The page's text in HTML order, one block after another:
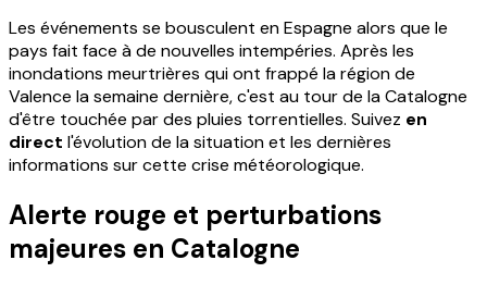
Les événements se bousculent en Espagne alors que le
pays fait face à de nouvelles intempéries. Après les
inondations meurtrières qui ont frappé la région de
Valence la semaine dernière, c'est au tour de la Catalogne
d'être touchée par des pluies torrentielles. Suivez en
direct l'évolution de la situation et les dernières
informations sur cette crise météorologique.
Alerte rouge et perturbations
majeures en Catalogne